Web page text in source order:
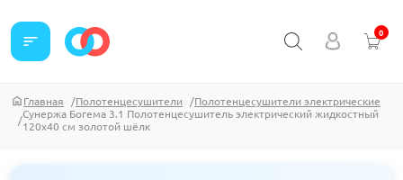
sort 0
Главная Полотенцесушители
Полотенцесушители электрические
Сунержа Богема 3.1 Полотенцесушитель электрический жидкостный
120х40 см золотой шёлк